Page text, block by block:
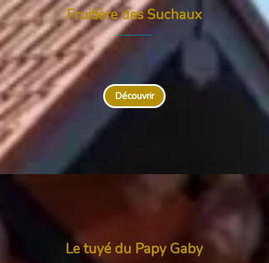
Fruitière des Suchaux
Découvrir
Le tuyé du Papy Gaby